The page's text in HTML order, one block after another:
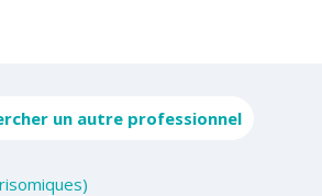
un autre professionnel